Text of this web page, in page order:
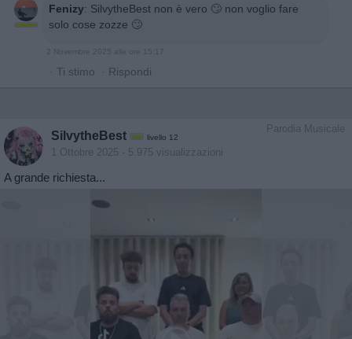
Fenizy: SilvytheBest non è vero 🙄 non voglio fare
solo cose zozze 🙄
2 Novembre 2025 alle ore 15:17
· Ti stimo · Rispondi
Parodia Musicale
SilvytheBest livello 12
1 Ottobre 2025 - 5.975 visualizzazioni
A grande richiesta...